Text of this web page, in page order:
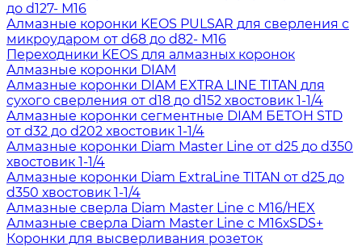
до d127- М16
Алмазные коронки KEOS PULSAR для сверления с
микроударом от d68 до d82- М16
Переходники KEOS для алмазных коронок
Алмазные коронки DIAM
Алмазные коронки DIAM EXTRA LINE TITAN для
сухого сверления от d18 до d152 хвостовик 1-1/4
Алмазные коронки сегментные DIAM БЕТОН STD
от d32 до d202 хвостовик 1-1/4
Алмазные коронки Diam Master Line от d25 до d350
хвостовик 1-1/4
Алмазные коронки Diam ExtraLine ТITAN от d25 до
d350 хвостовик 1-1/4
Алмазные сверла Diam Master Line с М16/HEX
Алмазные сверла Diam Master Line с М16хSDS+
Коронки для высверливания розеток